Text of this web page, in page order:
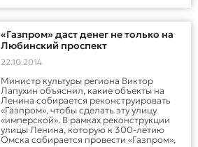
«Газпром» даст денег не только на
Любинский проспект
22.10.2014
Министр культуры региона Виктор
Лапухин объяснил, какие объекты на
Ленина собирается реконструировать
«Газпром», чтобы сделать эту улицу
«имперской». В рамках реконструкции
улицы Ленина, которую к 300-летию
Омска собирается провести «Газпром»,